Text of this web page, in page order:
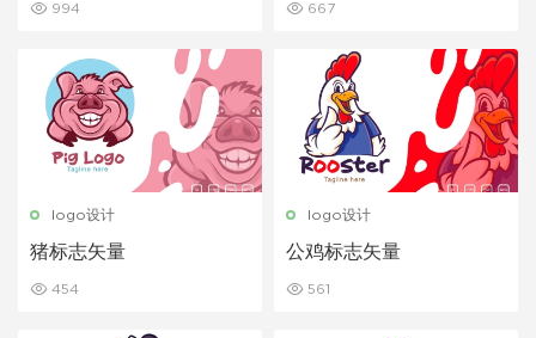
994 667
logo设计
猪标志矢量
454
logo设计
公鸡标志矢量
561